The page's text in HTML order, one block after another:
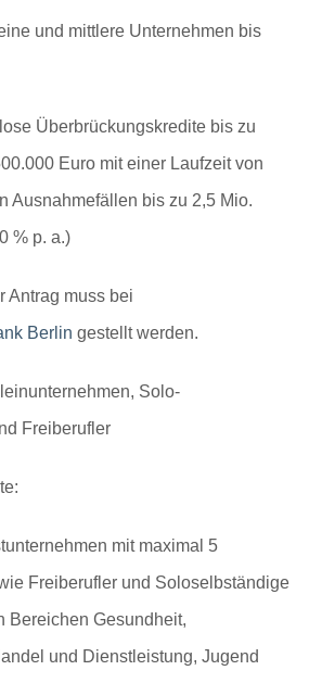
und mittlere Unternehmen bis
Überbrückungskredite bis zu
Euro mit einer Laufzeit von
Ausnahmefällen bis zu 2,5 Mio.
% p. a.)
Antrag muss bei
Berlin gestellt werden.
Solo-
Freiberufler
mit maximal 5
Freiberufler und Soloselbständige
Bereichen Gesundheit,
und Dienstleistung, Jugend